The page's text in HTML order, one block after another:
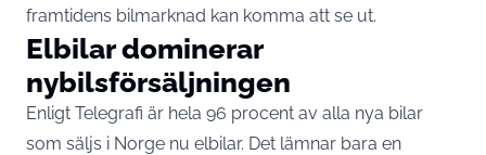
framtidens bilmarknad kan komma att se ut.
Elbilar dominerar
nybilsförsäljningen
Enligt Telegrafi är hela 96 procent av alla nya bilar
som säljs i Norge nu elbilar. Det lämnar bara en